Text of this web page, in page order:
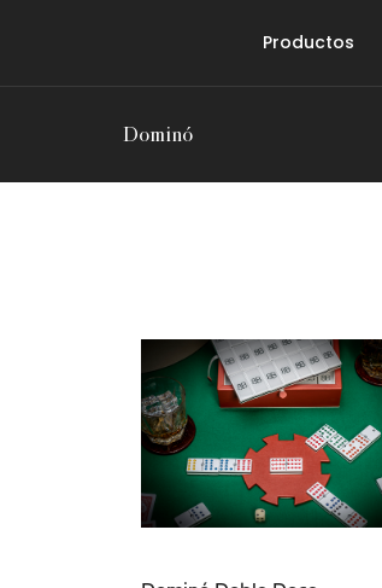
Productos
Ajedrez
Dominó